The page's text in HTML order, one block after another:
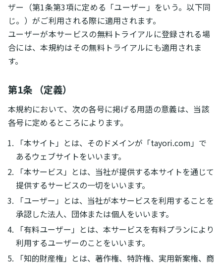
ザー（第1条第3項に定める「ユーザー」をいう。以下同
じ。）がご利用される際に適用されます。
ユーザーが本サービスの無料トライアルに登録される場
合には、本規約はその無料トライアルにも適用されま
す。
第1条 （定義）
本規約において、次の各号に掲げる用語の意義は、当該
各号に定めるところによります。
「本サイト」とは、そのドメインが「tayori.com」で
あるウェブサイトをいいます。
「本サービス」とは、当社が提供する本サイトを通じて
提供するサービスの一切をいいます。
「ユーザー」とは、当社が本サービスを利用することを
承認した法人、団体または個人をいいます。
「有料ユーザー」とは、本サービスを有料プランにより
利用するユーザーのことをいいます。
「知的財産権」とは、著作権、特許権、実用新案権、商